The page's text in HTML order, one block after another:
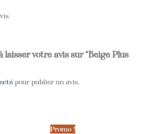
laisser votre avis sur “Beige Plus
pour publier un avis.
Promo !